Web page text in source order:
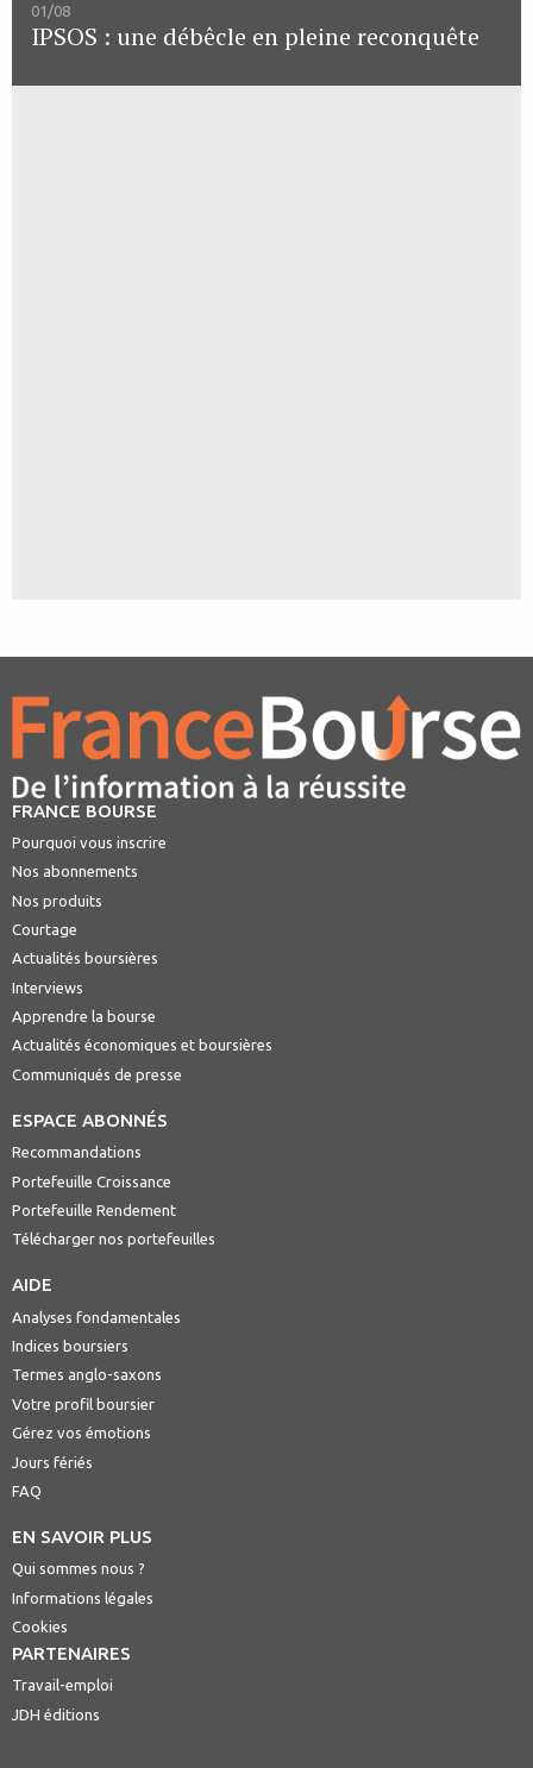
01/08
IPSOS : une débêcle en pleine reconquête
FRANCE BOURSE
Pourquoi vous inscrire
Nos abonnements
Nos produits
Courtage
Actualités boursières
Interviews
Apprendre la bourse
Actualités économiques et boursières
Communiqués de presse
ESPACE ABONNÉS
Recommandations
Portefeuille Croissance
Portefeuille Rendement
Télécharger nos portefeuilles
AIDE
Analyses fondamentales
Indices boursiers
Termes anglo-saxons
Votre profil boursier
Gérez vos émotions
Jours fériés
FAQ
EN SAVOIR PLUS
Qui sommes nous ?
Informations légales
Cookies
PARTENAIRES
Travail-emploi
JDH éditions